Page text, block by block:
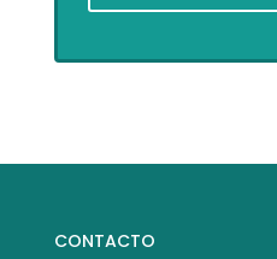
CONTACTO